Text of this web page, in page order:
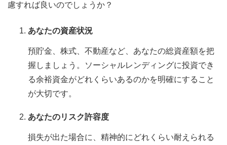
慮すれば良いのでしょうか？
あなたの資産状況
預貯金、株式、不動産など、あなたの総資産額を把
握しましょう。ソーシャルレンディングに投資でき
る余裕資金がどれくらいあるのかを明確にすること
が大切です。
あなたのリスク許容度
損失が出た場合に、精神的にどれくらい耐えられる